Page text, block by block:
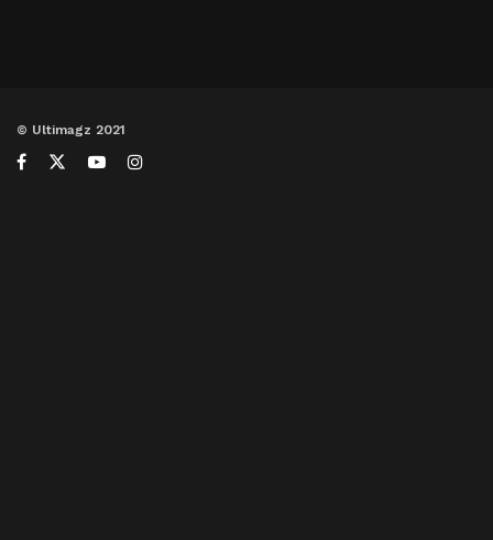
© Ultimagz 2021